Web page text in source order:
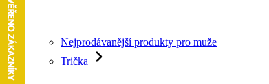
Nejprodávanější produkty pro muže
Trička